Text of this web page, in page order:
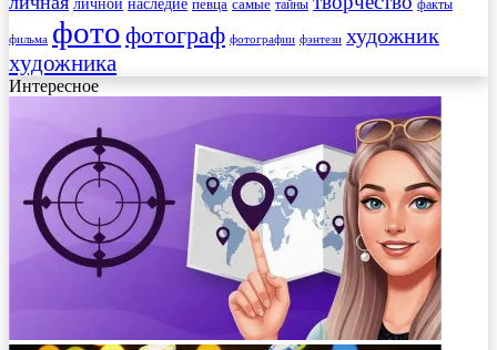
личной наследие певца самые тайны факты
фильма фото фотограф фотографии фэнтези художник
художника
Интересное